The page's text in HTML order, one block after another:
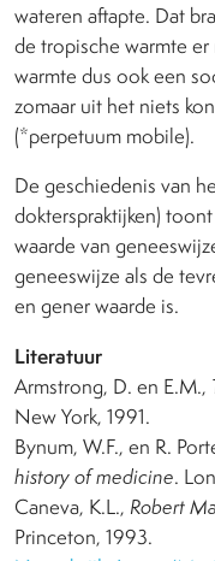
wateren aftapte. Dat
de tropische warmte
warmte dus ook een
zomaar uit het niets
(*perpetuum mobile).
De geschiedenis van
dokterspraktijken)
waarde van
geneeswijze als de
en gener waarde is.
Literatuur
Armstrong, D. en E.M.,
New York, 1991.
Bynum, W.F., en R.
history of medicine.
Caneva, K.L., Robert
Princeton, 1993.